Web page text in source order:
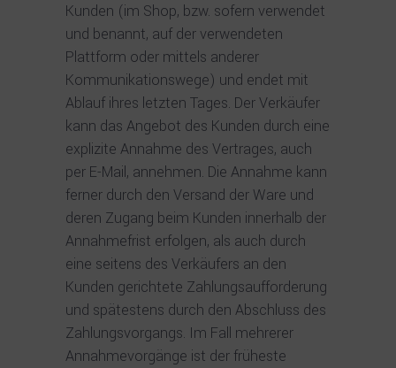
Kunden (im Shop, bzw. sofern verwendet
und benannt, auf der verwendeten
Plattform oder mittels anderer
Kommunikationswege) und endet mit
Ablauf ihres letzten Tages. Der Verkäufer
kann das Angebot des Kunden durch eine
explizite Annahme des Vertrages, auch
per E-Mail, annehmen. Die Annahme kann
ferner durch den Versand der Ware und
deren Zugang beim Kunden innerhalb der
Annahmefrist erfolgen, als auch durch
eine seitens des Verkäufers an den
Kunden gerichtete Zahlungsaufforderung
und spätestens durch den Abschluss des
Zahlungsvorgangs. Im Fall mehrerer
Annahmevorgänge ist der früheste